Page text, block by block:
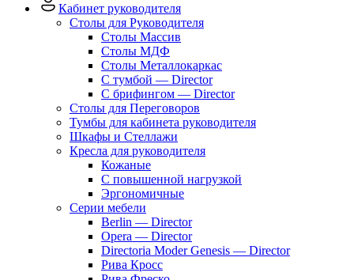
Кабинет руководителя
Столы для Руководителя
Столы Массив
Столы МДФ
Столы Металлокаркас
С тумбой — Director
C брифингом — Director
Столы для Переговоров
Тумбы для кабинета руководителя
Шкафы и Стеллажи
Кресла для руководителя
Кожаные
С повышенной нагрузкой
Эргономичные
Серии мебели
Berlin — Director
Opera — Director
Directoria Moder Genesis — Director
Рива Кросс